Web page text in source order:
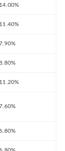
14.00%
11.40%
11.20%